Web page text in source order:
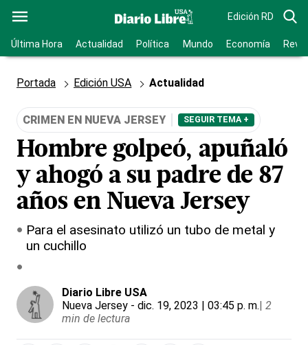
Edición RD
Última Hora Actualidad Política Mundo Economía
Portada Edición USA Actualidad
CRIMEN EN NUEVA JERSEY SEGUIR TEMA +
Hombre golpeó, apuñaló
y ahogó a su padre de 87
años en Nueva Jersey
Para el asesinato utilizó un tubo de metal y
un cuchillo
Diario Libre USA
Nueva Jersey - dic. 19, 2023 | 03:45 p. m.| 2
min de lectura